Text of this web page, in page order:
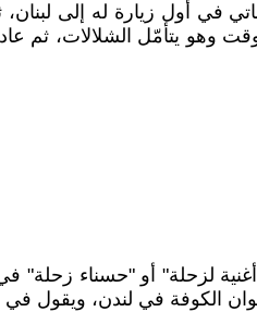
أول زيارة له إلى
الكوفة في لندن، ويقول في